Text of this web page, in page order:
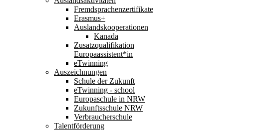
Fremdsprachenzertifikate
Erasmus+
Auslandskooperationen
Kanada
Zusatzqualifikation
Europaassistent*in
eTwinning
Auszeichnungen
Schule der Zukunft
eTwinning - school
Europaschule in NRW
Zukunftsschule NRW
Verbraucherschule
Talentförderung